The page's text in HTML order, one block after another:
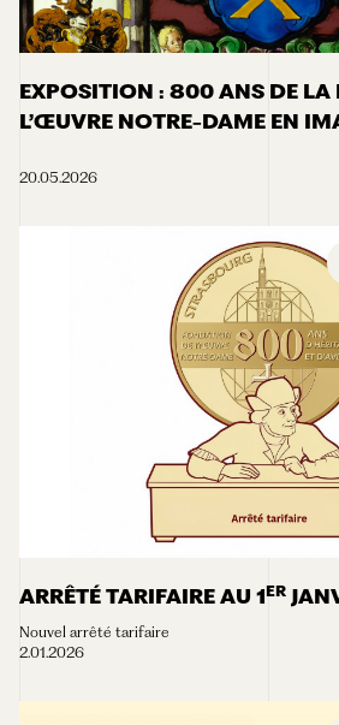
EXPOSITION : 800 ANS DE LA
L’ŒUVRE NOTRE-DAME EN
20.05.2026
ARRÊTÉ TARIFAIRE AU 1ER
Nouvel arrêté tarifaire
2.01.2026